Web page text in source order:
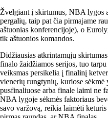
Žvelgiant į skirtumus, NBA lygos
pergalių, taip pat čia pirmajame
aštuonias konferencijoje), o
tik aštuonios komandos.
Didžiausias atkrintamųjų
finalo žaidžiamos serijos, tuo
veiksmas persikelia į finalinį
vienerių rungtynių, kuriose
pusfinaliuose arba finale laimi ne
NBA lygoje sėkmės faktoriaus
savo varžovą, reikia laimėti